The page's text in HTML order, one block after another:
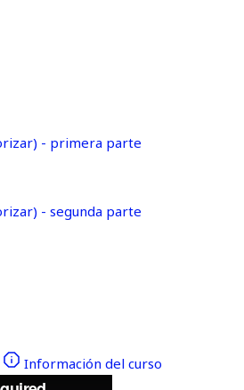
- primera parte
- segunda parte
Información del curso